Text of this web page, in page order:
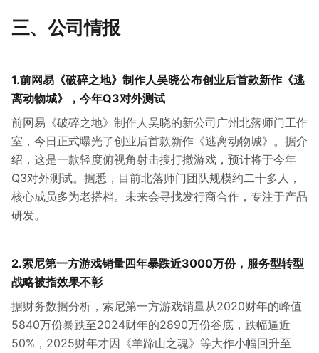
三、公司情报
1.前网易《破碎之地》制作人吴晓公布创业后首款新作《逃
离动物城》，今年Q3对外测试
前网易《破碎之地》制作人吴晓的新公司广州北落师门工作
室，今日正式曝光了创业后首款新作《逃离动物城》。据介
绍，这是一款轻度俯视角射击搜打撤游戏，预计将于今年
Q3对外测试。据悉，目前北落师门团队规模约二十多人，
核心成员多为老搭档。未来会寻找发行商合作，专注于产品
研发。
2.索尼第一方游戏销量四年暴跌近3000万份，服务型转型
战略被指效果不彰
据财务数据分析，索尼第一方游戏销量从2020财年的峰值
5840万份暴跌至2024财年的2890万份谷底，跌幅逼近
50%，2025财年才因《羊蹄山之魂》等大作小幅回升至